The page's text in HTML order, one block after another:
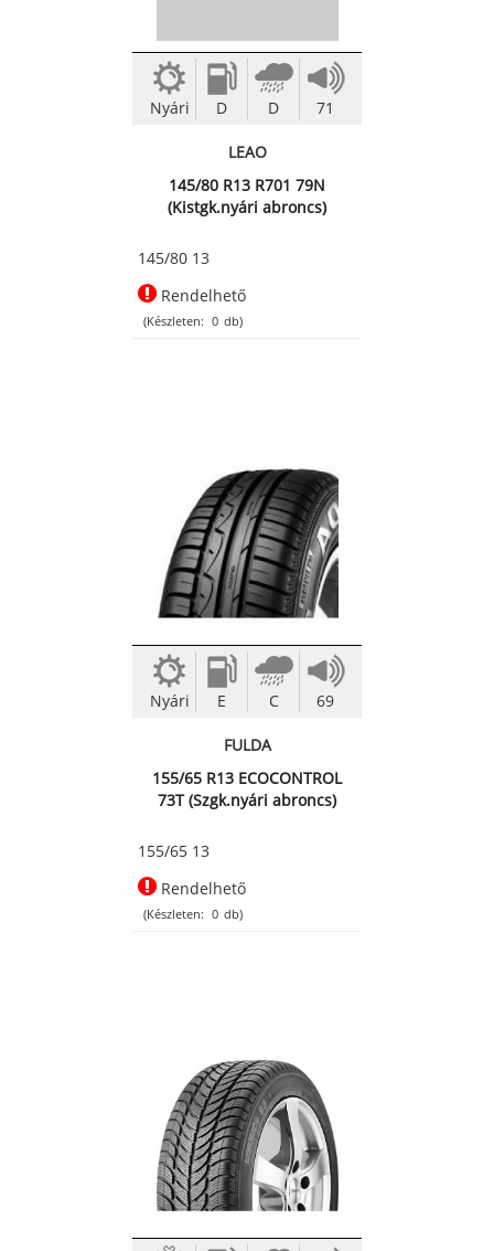
Nyári D D 71
LEAO
145/80 R13 R701 79N
(Kistgk.nyári abroncs)
145/80 13
Rendelhető
(Készleten: 0 db)
Nyári E C 69
FULDA
155/65 R13 ECOCONTROL
73T (Szgk.nyári abroncs)
155/65 13
Rendelhető
(Készleten: 0 db)